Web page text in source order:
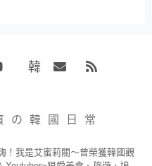
韓
小
賣
の韓國日常
！我是艾蜜莉關～曾榮獲韓國觀